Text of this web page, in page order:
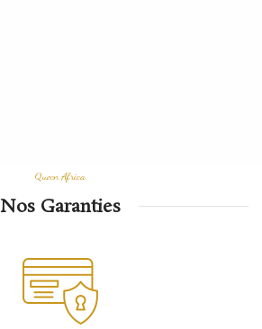
Queen Africa
Nos Garanties